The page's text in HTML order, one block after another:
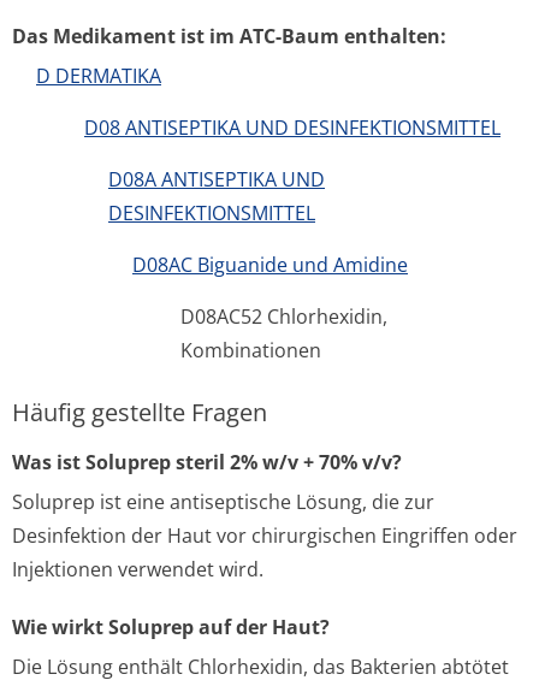
Das Medikament ist im ATC-Baum enthalten:
D DERMATIKA
D08 ANTISEPTIKA UND DESINFEKTIONSMITTEL
D08A ANTISEPTIKA UND
DESINFEKTIONSMITTEL
D08AC Biguanide und Amidine
D08AC52 Chlorhexidin,
Kombinationen
Häufig gestellte Fragen
Was ist Soluprep steril 2% w/v + 70% v/v?
Soluprep ist eine antiseptische Lösung, die zur
Desinfektion der Haut vor chirurgischen Eingriffen oder
Injektionen verwendet wird.
Wie wirkt Soluprep auf der Haut?
Die Lösung enthält Chlorhexidin, das Bakterien abtötet